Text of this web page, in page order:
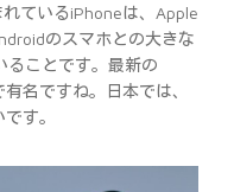
ているiPhoneは、Apple
のスマホとの大きな
ることです。最新の
名ですね。日本では、
す。